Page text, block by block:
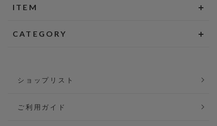
ITEM
CATEGORY
ショップリスト
ご利用ガイド